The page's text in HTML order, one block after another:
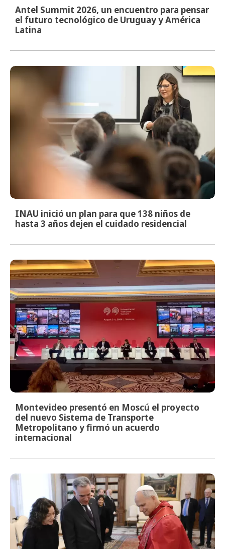
Antel Summit 2026, un encuentro para pensar
el futuro tecnológico de Uruguay y América
Latina
INAU inició un plan para que 138 niños de
hasta 3 años dejen el cuidado residencial
Montevideo presentó en Moscú el proyecto
del nuevo Sistema de Transporte
Metropolitano y firmó un acuerdo
internacional